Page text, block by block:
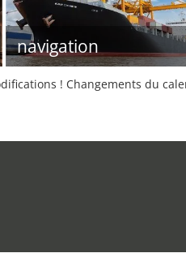
navigation
! Changements du